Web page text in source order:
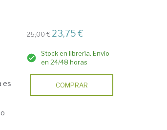
es
25,00 € 23,75 €
Stock en librería. Envío
en 24/48 horas
COMPRAR